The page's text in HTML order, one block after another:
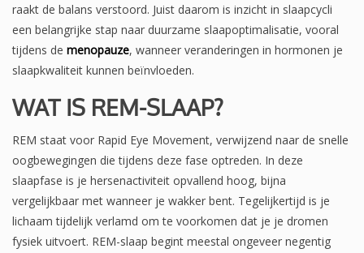
raakt de balans verstoord. Juist daarom is inzicht in slaapcycli
een belangrijke stap naar duurzame slaapoptimalisatie, vooral
tijdens de menopauze, wanneer veranderingen in hormonen je
slaapkwaliteit kunnen beïnvloeden.
WAT IS REM-SLAAP?
REM staat voor Rapid Eye Movement, verwijzend naar de snelle
oogbewegingen die tijdens deze fase optreden. In deze
slaapfase is je hersenactiviteit opvallend hoog, bijna
vergelijkbaar met wanneer je wakker bent. Tegelijkertijd is je
lichaam tijdelijk verlamd om te voorkomen dat je je dromen
fysiek uitvoert. REM-slaap begint meestal ongeveer negentig